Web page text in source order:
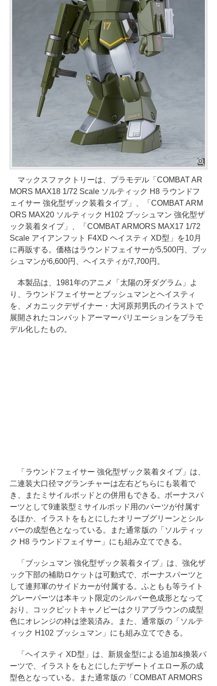
マックスファクトリーは、プラモデル「COMBAT AR
MORS MAX18 1/72 Scale ソルティック H8 ラウンドフ
ェイサー 強化型ザック装着タイプ」、「COMBAT ARM
ORS MAX20 ソルティック H102 ブッシュマン 強化型ザ
ック装着タイプ」、「COMBAT ARMORS MAX17 1/72
Scale アイアンフット F4XD ヘイスティ XD型」を10月
に再販する。価格はラウンドフェイサーが5,500円、ブッ
シュマンが6,600円、ヘイスティが7,700円。
本製品は、1981年のアニメ「太陽の牙ダグラム」よ
り、ラウンドフェイサーとブッシュマンとヘイスティ
を、メカニックデザイナー・大河原邦男氏のイラストで
展開されたコンバットアーマーバリエーションをプラモ
デル化したもの。
「ラウンドフェイサー 強化型ザック装着タイプ」は、
二連装大口径マグランチャーは左右どちらにも装着で
き、またミサイルポッドとの併用もできる。ボーナスパ
ーツとして9連装型ミサイルポッド用のパーツが付属す
るほか、イラストをもとにしたオリーブグリーンとシル
バーの成型色となっている。また通常版の「ソルティッ
ク H8 ラウンドフェイサー」にも組み立てできる。
「ブッシュマン 強化型ザック装着タイプ」は、強化ザ
ック下部の補助ロケットは可動式で、ボーナスパーツと
して連邦軍のサイドカーが付属する。ふともも等ライト
グレーパーツは本キット限定のシルバー色成形となって
おり、コックピットキャノピーはクリアブラウンの成型
色にオレンジの枠は塗装済み。また、通常版の「ソルテ
ィック H102 ブッシュマン」にも組み立てできる。
「ヘイスティ XD型」は、新規金型による追加&換装パ
ーツで、イラストをもとにしたデザートイエロー系の成
型色となっている。また通常版の「COMBAT ARMORS